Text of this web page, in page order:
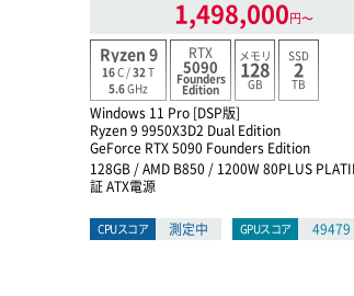
1,498,000円〜
Ryzen 9
16C /32T
5.6GHz
RTX
5090
Founders
Edition
メモリ
128
GB
SSD
2
TB
Windows 11 Pro [DSP版]
Ryzen 9 9950X3D2 Dual Edition
GeForce RTX 5090 Founders Edition
128GB / AMD B850 / 1200W 80PLUS
証 ATX電源
CPUスコア 測定中 GPUスコア 49479